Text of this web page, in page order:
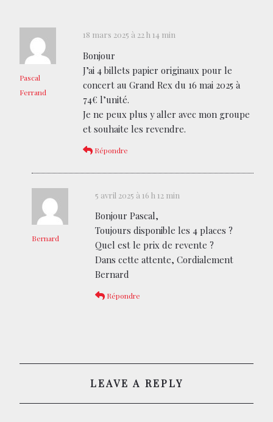
Pascal
Ferrand
18 mars 2025 à 22 h 14 min
Bonjour
J’ai 4 billets papier originaux pour le
concert au Grand Rex du 16 mai 2025 à
74€ l’unité.
Je ne peux plus y aller avec mon groupe
et souhaite les revendre.
Répondre
Bernard
5 avril 2025 à 16 h 12 min
Bonjour Pascal,
Toujours disponible les 4 places ?
Quel est le prix de revente ?
Dans cette attente, Cordialement
Bernard
Répondre
LEAVE A REPLY